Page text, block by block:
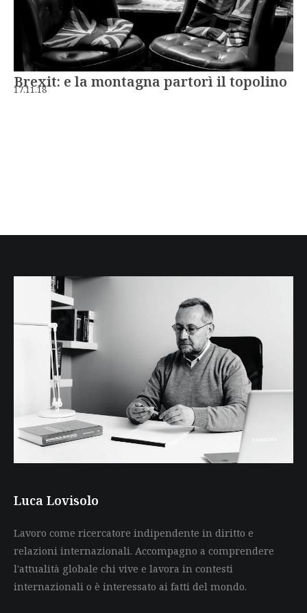
Brexit: e la montagna partorì il topolino
17.11.18
Luca Lovisolo
Lavoro come ricercatore indipendente in diritto e
relazioni internazionali. Accompagno a comprendere
l'attualità globale chi vive e lavora in contesti
internazionali o è interessato ai fatti del mondo.